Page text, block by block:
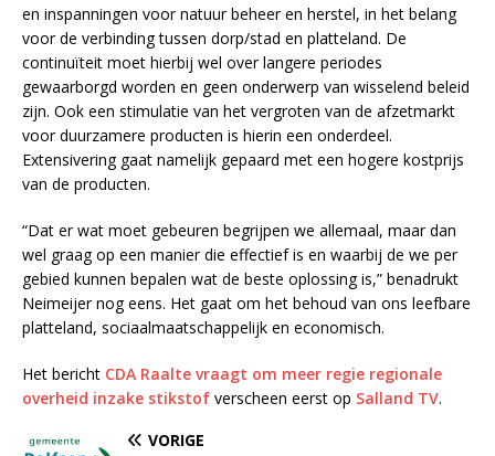
en inspanningen voor natuur beheer en herstel, in het belang
voor de verbinding tussen dorp/stad en platteland. De
continuïteit moet hierbij wel over langere periodes
gewaarborgd worden en geen onderwerp van wisselend beleid
zijn. Ook een stimulatie van het vergroten van de afzetmarkt
voor duurzamere producten is hierin een onderdeel.
Extensivering gaat namelijk gepaard met een hogere kostprijs
van de producten.
“Dat er wat moet gebeuren begrijpen we allemaal, maar dan
wel graag op een manier die effectief is en waarbij de we per
gebied kunnen bepalen wat de beste oplossing is,” benadrukt
Neimeijer nog eens. Het gaat om het behoud van ons leefbare
platteland, sociaalmaatschappelijk en economisch.
Het bericht CDA Raalte vraagt om meer regie regionale
overheid inzake stikstof verscheen eerst op Salland TV.
VORIGE